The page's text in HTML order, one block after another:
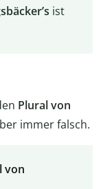
ist
Plural von
immer falsch.
von